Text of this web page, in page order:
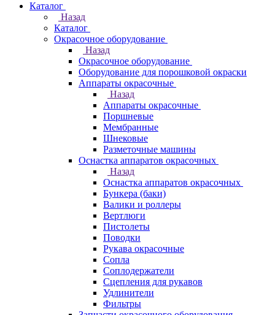
Каталог
Назад
Каталог
Окрасочное оборудование
Назад
Окрасочное оборудование
Оборудование для порошковой окраски
Аппараты окрасочные
Назад
Аппараты окрасочные
Поршневые
Мембранные
Шнековые
Разметочные машины
Оснастка аппаратов окрасочных
Назад
Оснастка аппаратов окрасочных
Бункера (баки)
Валики и роллеры
Вертлюги
Пистолеты
Поводки
Рукава окрасочные
Сопла
Соплодержатели
Сцепления для рукавов
Удлинители
Фильтры